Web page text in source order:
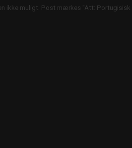
ikke muligt. Post mærkes "Att: